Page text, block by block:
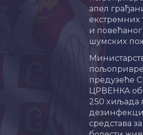
апел
екстремних
и
шумских
предузеће
ЦРВЕНКА
250 хиљада
средстава